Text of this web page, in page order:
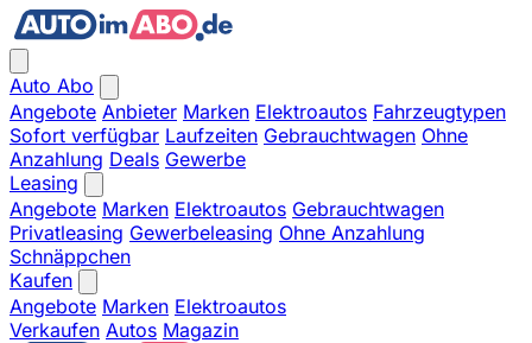
Auto Abo
Angebote Anbieter Marken Elektroautos Fahrzeugtypen
Sofort verfügbar Laufzeiten Gebrauchtwagen Ohne
Anzahlung Deals Gewerbe
Leasing
Angebote Marken Elektroautos Gebrauchtwagen
Privatleasing Gewerbeleasing Ohne Anzahlung
Schnäppchen
Kaufen
Angebote Marken Elektroautos
Verkaufen Autos Magazin